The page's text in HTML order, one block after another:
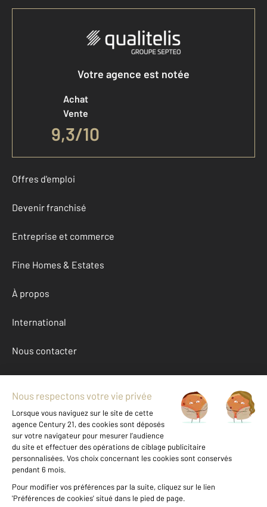
Votre agence est notée
Achat
Vente
9,3/10
Offres d'emploi
Devenir franchisé
Entreprise et commerce
Fine Homes & Estates
À propos
International
Nous contacter
Mentions légales & CGU et Barèmes d'honoraires
Données personnelles
Gestionnaire des cookies
Achat maison autour de CHATEAU THIERRY (02400)